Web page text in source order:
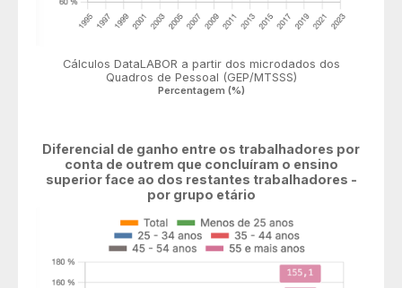
Cálculos DataLABOR a partir dos microdados dos
Quadros de Pessoal (GEP/MTSSS)
Percentagem (%)
Diferencial de ganho entre os trabalhadores por
conta de outrem que concluíram o ensino
superior face ao dos restantes trabalhadores -
por grupo etário